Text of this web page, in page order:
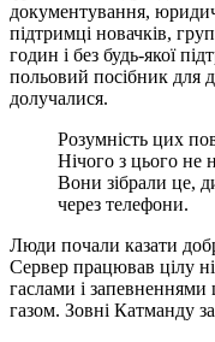
документування,
підтримці новачків,
годин і без будь-якої
польовий посібник для
долучалися.
Розумність цих
Нічого з цього не
Вони зібрали це,
через телефони.
Люди почали казати
Сервер працював цілу
гаслами і запевненнями
газом. Зовні Катманду